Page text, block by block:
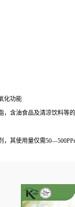
化功能
含油食品及清凉饮料等
其使用量仅需